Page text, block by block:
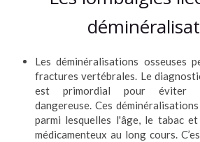
Les déminéralisations osseuses
fractures vertébrales. Le
est primordial pour éviter
dangereuse. Ces
parmi lesquelles l'âge, le tabac
médicamenteux au long cours.